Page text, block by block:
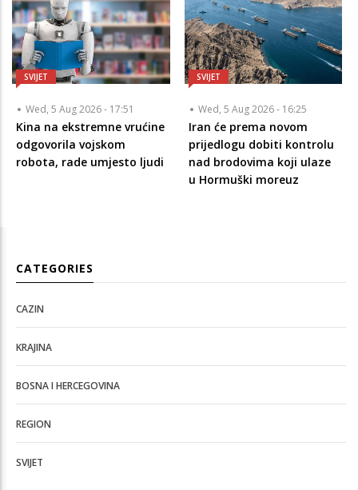
SVIJET
Wed, 5 Aug 2026 - 17:51
Kina na ekstremne vrućine
odgovorila vojskom
robota, rade umjesto ljudi
SVIJET
Wed, 5 Aug 2026 - 16:25
Iran će prema novom
prijedlogu dobiti kontrolu
nad brodovima koji ulaze
u Hormuški moreuz
CATEGORIES
CAZIN
KRAJINA
BOSNA I HERCEGOVINA
REGION
SVIJET